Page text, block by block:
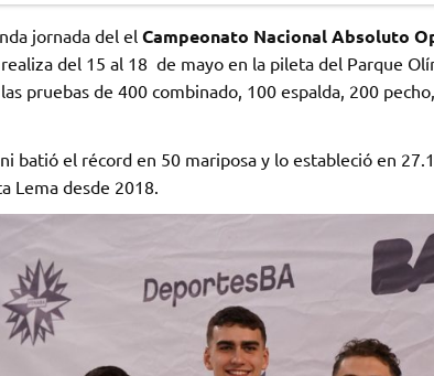
jornada del el Campeonato Nacional Absoluto
del 15 al 18 de mayo en la pileta del Parque
pruebas de 400 combinado, 100 espalda, 200
batió el récord en 50 mariposa y lo estableció en
Lema desde 2018.